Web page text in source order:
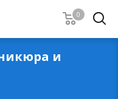
0
и